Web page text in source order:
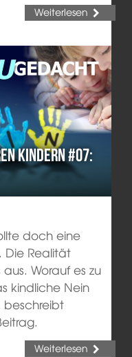
Weiterlesen
Kindern #07:
doch eine
Die Realität
Worauf es zu
kindliche Nein
beschreibt
Weiterlesen